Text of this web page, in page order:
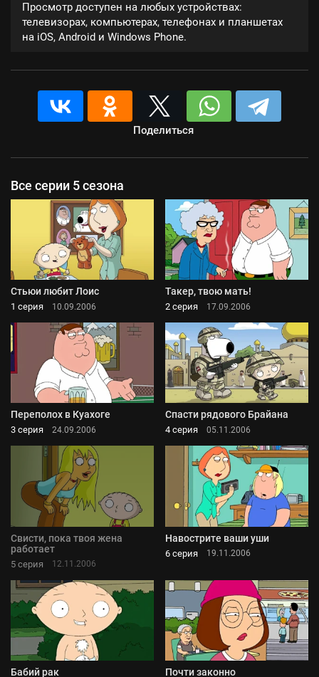
Просмотр доступен на любых устройствах:
телевизорах, компьютерах, телефонах и планшетах
на iOS, Android и Windows Phone.
Поделиться
Все серии 5 сезона
Стьюи любит Лоис
1 серия 10.09.2006
Такер, твою мать!
2 серия 17.09.2006
Переполох в Куахоге
3 серия 24.09.2006
Спасти рядового Брайана
4 серия 05.11.2006
Свисти, пока твоя жена
работает
5 серия 12.11.2006
Навострите ваши уши
6 серия 19.11.2006
Бабий рак Почти законно